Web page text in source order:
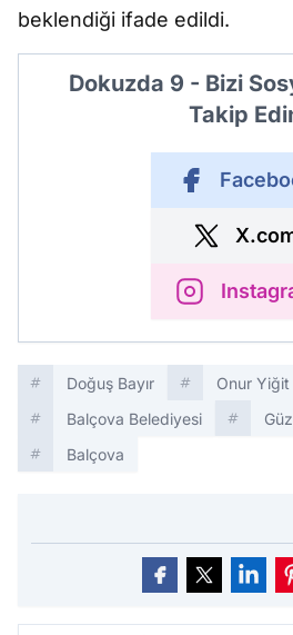
beklendiği ifade edildi.
Dokuzda 9 - Bizi
Takip
Doğuş Bayır
Onur Yiğit
Balçova Belediyesi
Balçova